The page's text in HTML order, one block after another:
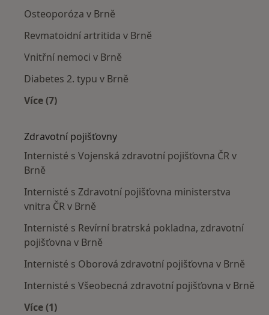
Osteoporóza v Brně
Revmatoidní artritida v Brně
Vnitřní nemoci v Brně
Diabetes 2. typu v Brně
Více (7)
Zdravotní pojišťovny
Internisté s Vojenská zdravotní pojišťovna ČR v
Brně
Internisté s Zdravotní pojišťovna ministerstva
vnitra ČR v Brně
Internisté s Revírní bratrská pokladna, zdravotní
pojišťovna v Brně
Internisté s Oborová zdravotní pojišťovna v Brně
Internisté s Všeobecná zdravotní pojišťovna v Brně
Více (1)